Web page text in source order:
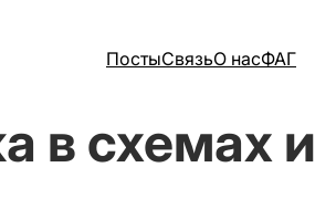
ПостыСвязьО насФАГ
в схемах и